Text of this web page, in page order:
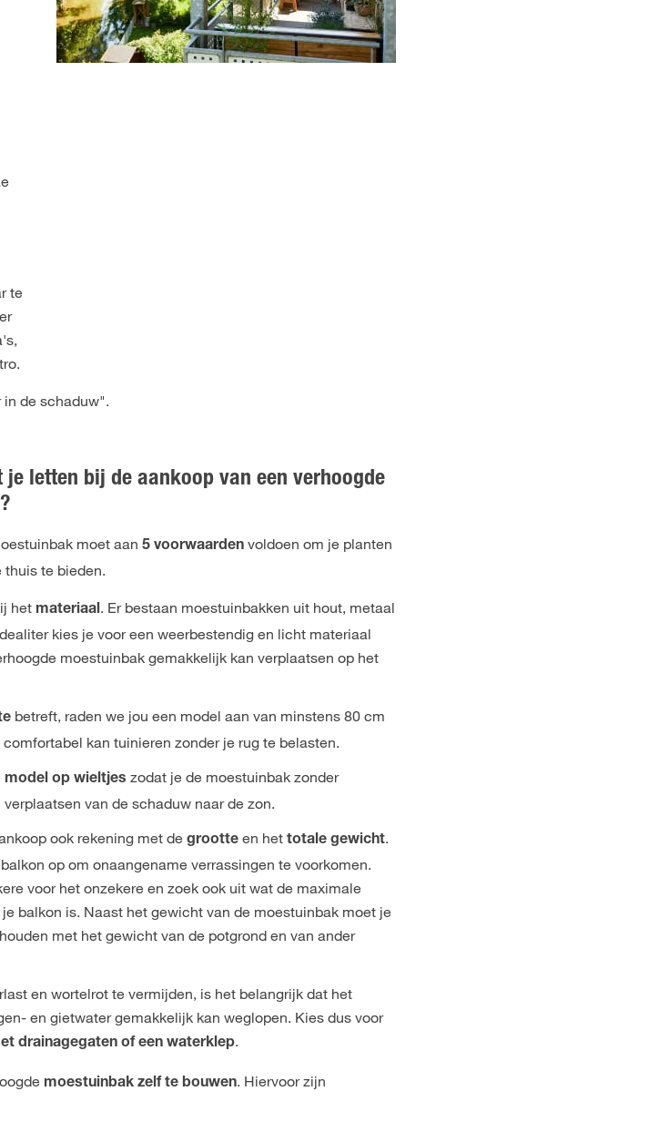
te
in de schaduw".
je letten bij de aankoop van een verhoogde
moet aan 5 voorwaarden voldoen om je planten
te bieden.
het materiaal. Er bestaan moestuinbakken uit hout, metaal
kies je voor een weerbestendig en licht materiaal
moestuinbak gemakkelijk kan verplaatsen op het
betreft, raden we jou een model aan van minstens 80 cm
kan tuinieren zonder je rug te belasten.
model op wieltjes zodat je de moestuinbak zonder
van de schaduw naar de zon.
ook rekening met de grootte en het totale gewicht.
op om onaangename verrassingen te voorkomen.
voor het onzekere en zoek ook uit wat de maximale
balkon is. Naast het gewicht van de moestuinbak moet je
met het gewicht van de potgrond en van ander
en wortelrot te vermijden, is het belangrijk dat het
en gietwater gemakkelijk kan weglopen. Kies dus voor
drainagegaten of een waterklep.
moestuinbak zelf te bouwen. Hiervoor zijn